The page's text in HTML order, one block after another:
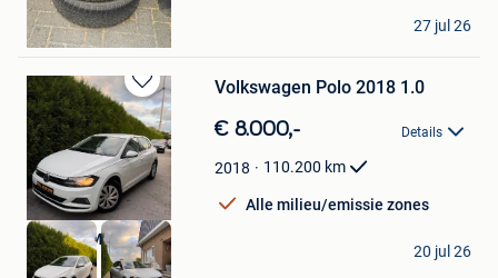
Ah Al
Evergem
27 jul 26
Bewaren
in
Mijn
Favorieten
Volkswagen Polo 2018 1.0
€ 8.000,- Details
2018 110.200 km
Alle milieu/emissie zones
MILANO MOTORS
Evergem
20 jul 26